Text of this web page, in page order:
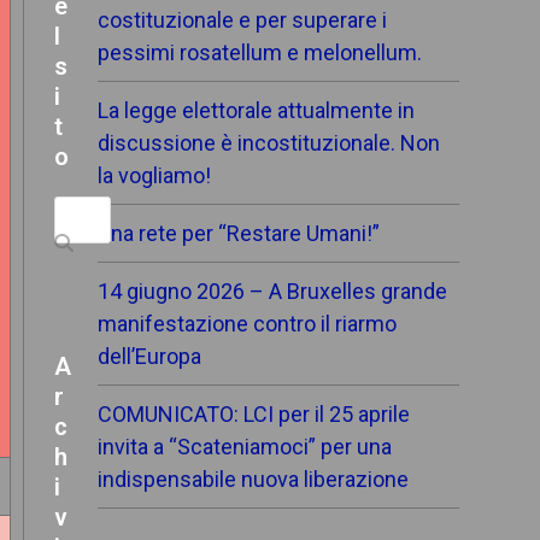
costituzionale e per superare i
pessimi rosatellum e melonellum.
La legge elettorale attualmente in
discussione è incostituzionale. Non
la vogliamo!
Una rete per “Restare Umani!”
14 giugno 2026 – A Bruxelles grande
manifestazione contro il riarmo
dell’Europa
COMUNICATO: LCI per il 25 aprile
invita a “Scateniamoci” per una
indispensabile nuova liberazione
e
s
i
t
o
Search
A
r
c
h
i
v